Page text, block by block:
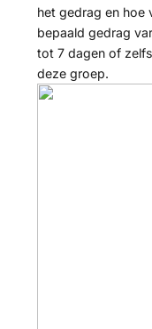
het gedrag en hoe
bepaald gedrag
tot 7 dagen of
deze groep.